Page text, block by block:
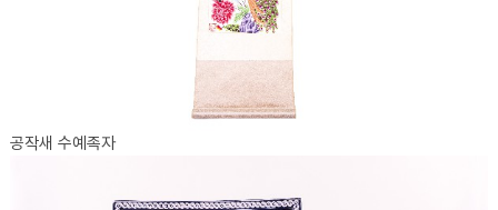
공작새 수예족자